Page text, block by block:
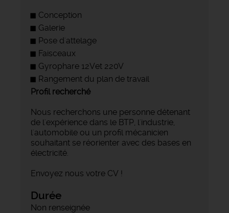
Conception
Galerie
Pose d'attelage
Faisceaux
Gyrophare 12Vet 220V
Rangement du plan de travail
Profil recherché
Nous recherchons une personne détenant
de l'expérience dans le BTP, l'industrie,
l'automobile ou un profil mécanicien
souhaitant se réorienter avec des bases en
électricité.
Envoyez nous votre CV !
Durée
Non renseignée